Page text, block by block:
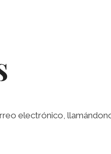
electrónico,